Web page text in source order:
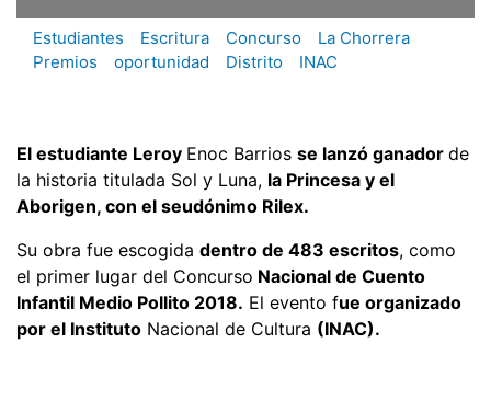
Estudiantes Escritura Concurso
La Chorrera
Premios
oportunidad Distrito INAC
El estudiante Leroy Enoc Barrios se lanzó ganador de
la historia titulada Sol y Luna, la Princesa y el
Aborigen, con el seudónimo Rilex.
Su obra fue escogida dentro de 483 escritos, como
el primer lugar del Concurso Nacional de Cuento
Infantil Medio Pollito 2018. El evento fue organizado
por el Instituto Nacional de Cultura (INAC).